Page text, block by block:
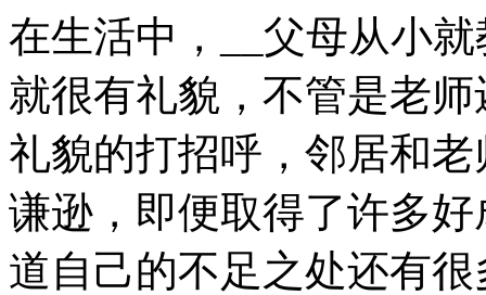
在生活中，__父母从小
就很有礼貌，不管是老
礼貌的打招呼，邻居和
谦逊，即便取得了许多
道自己的不足之处还有